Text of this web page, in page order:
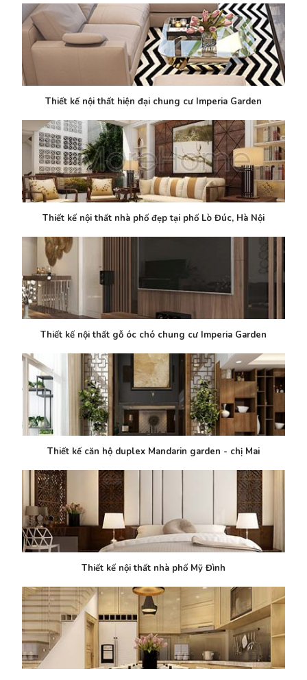
Thiết kế nội thất hiện đại chung cư Imperia Garden
Thiết kế nội thất nhà phố đẹp tại phố Lò Đúc, Hà Nội
Thiết kế nội thất gỗ óc chó chung cư Imperia Garden
Thiết kế căn hộ duplex Mandarin garden - chị Mai
Thiết kế nội thất nhà phố Mỹ Đình